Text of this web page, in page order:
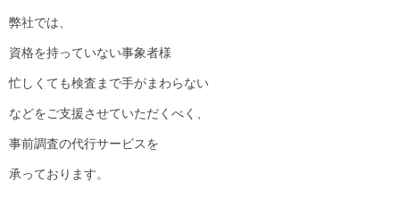
弊社では、
資格を持っていない事象者様
忙しくても検査まで手がまわらない
などをご支援させていただくべく、
事前調査の代行サービスを
承っております。